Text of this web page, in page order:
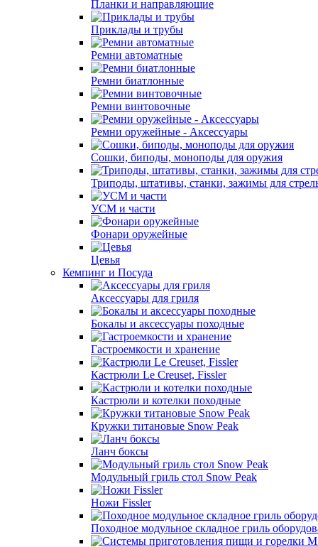
Планки и направляющие
Приклады и трубы
Ремни автоматные
Ремни биатлонные
Ремни винтовочные
Ремни оружейные - Аксессуары
Сошки, биподы, моноподы для оружия
Триподы, штативы, станки, зажимы для
УСМ и части
Фонари оружейные
Цевья
Кемпинг и Посуда
Аксессуары для гриля
Бокалы и аксессуары походные
Гастроемкости и хранение
Кастрюли Le Creuset, Fissler
Кастрюли и котелки походные
Кружки титановые Snow Peak
Ланч боксы
Модульный гриль стол Snow Peak
Ножи Fissler
Походное модульное складное гриль